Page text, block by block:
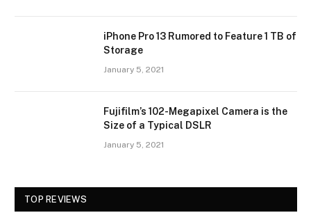
iPhone Pro 13 Rumored to Feature 1 TB of
Storage
January 5, 2021
Fujifilm’s 102-Megapixel Camera is the
Size of a Typical DSLR
January 5, 2021
TOP REVIEWS